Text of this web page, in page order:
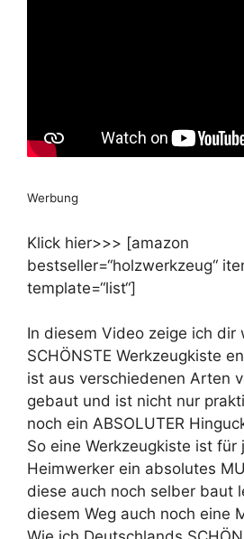
Werbung
Klick hier>>> [amazon
bestseller=“holzwerkzeug“
template=“list“]
In diesem Video zeige ich dir
SCHÖNSTE Werkzeugkiste
ist aus verschiedenen Arten
gebaut und ist nicht nur
noch ein ABSOLUTER
So eine Werkzeugkiste ist
Heimwerker ein absolutes
diese auch noch selber baut
diesem Weg auch noch eine